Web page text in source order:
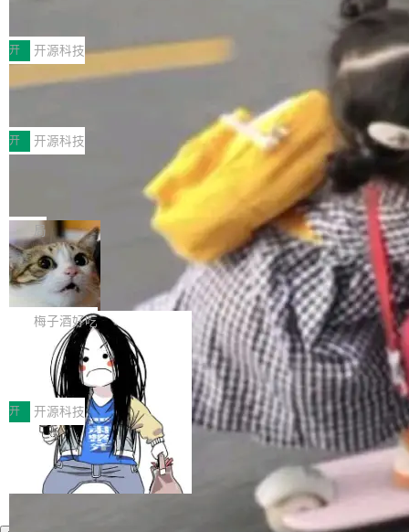
MPComm将作为一种传输引擎接入Mooncake T
ENT，实现零拷贝传输性能提升30%、非零拷贝
传输性能最高提升5倍。UCL-MPComm底层基
于自研UCL-Engine通信引擎，后续腾讯网平将
持续开源更多基于UCL-Engine的高性能通信组
件。 腾讯网平团队在UCL-MPComm中实现了一
个独立于业务线程的全局通信引擎（Engine），
型案例入选名单》，深信服“面向企业研发场景的
开源 AI 编程平台 CoStrict 应用”凭借卓越的技术
创新与落地成效成功入选。 全链路私有化部署，
助力企业AI研发安全落地 当前，越来越多企业已
经开始引入 AI Coding 工具，通过调用公有云模
型或企业内部部署模型提升研发效率。但随着 AI
Coding 从个人辅助工具逐步走向团队级、组织
级应用，企业在规模化落地过程中，对安全性、
可控性和代码质量提出了更高要求。 首先是数据
安全与合规要求。对于大多数普通研发场景，公
有云模型能够满足快速试用和效率提升的需求。
但对于金融、能源、医疗等对数据安全要求较...
开 开源科技
深信服AI算力网关入选工信部人工智能
前不久，工业和信息化部正式发布《2025年人工
智能应用典型案例名单》，集中展示人工智能在
各领域的应用成果，覆盖技术底座、行业赋能、
产品应用、支撑保障、专题等五大方向。深信服
AI算力网关（AI创新平台）成功入选！ 随着各行
各业的Agent走向规模化建设，算力构成形态逐
渐丰富，用户关注的重点也在发生变化：不只是
让AI用起来，还要进一步看清混合算力时代下，
Token花在哪里、算力是否被充分利用，以及持
续增长的AI成本该如何优化。 深信服AI算力网关
正是围绕这些实际问题，从Token治理和成本治
理两个方面，让用户的每一份算力都看得清、管
得住、用得稳、省得下、更安全！ 一、从现在开
始，Token使用一目...
开 开源科技
Jeff Dean 离开 Google：一个时代的结
束，一个实验室的开始
Google 员工编号 20。MapReduce 作者之一。
Bigtable 作者之一。TensorFlow 的作者之一。
Gemini 的架构师。Google 首席科学家。 Jeff D
ean 在 Google 工作了 27 年后，宣布离职。 他
不是一个人走。一同离开的还有 Sanjay Ghema
wat（Google 员工编号 23，Jeff Dean 二十多
年的编程搭档，MapReduce 和 Bigtable 的共同
作者）、Quoc Le（Google 大脑核心成员，Se
q2Seq 和 DocAI 的共同发明人）以及 Oriol Vin
yals（Gemini 联合负责人，AlphaSta...
局
🔥 SolonCode v2026.8.4 发布：界面
字体可调、22 种语言、记忆搜索增强
打开终端就能上岗的全中文编码智能体，这一轮
把「看得清、用母语、记得住」三件事一次补
齐。 SolonCode 是什么 SolonCode 是杭州无
耳科技研发的企业级终端编码智能体——一位全
中文驱动的数字员工，自主理解需求、规划步
骤、编写代码。不挑模型、不挑平台，curl 一行
装完即用。 开源地址：Gitee · GitCode · GitHu
b 安装 支持 Java 8+（8~26）、macOS / Linu
x / Windows / Harmony PC。 # macOS / Linu
x / Harmony PC curl -fsSL https://solon.noea
梅子酒好吃
让“代码语义理解”深度释放AI Coding
价值潜能：华为云码道（CodeArts）
代码仓技术解析
一、代码仓深度理解技术的作用与价值 在软件工
程实践中，代码仓是企业核心知识资产的主要载
体。企业级代码仓库通常包含数十万乃至数百万
个文件，其规模远超单次模型调用可承载的上下
文窗口。随着项目规模的持续扩张与代码历史的
不断累积，代码仓中的模块关系、接口契约、业
务逻辑等关键信息往往分散于数十乃至数百个文
开 开源科技